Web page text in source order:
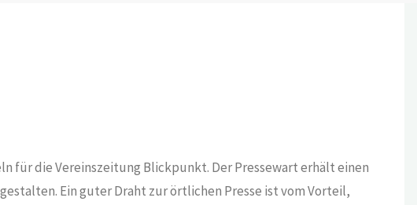
für die Vereinszeitung Blickpunkt. Der Pressewart erhält einen
Ein guter Draht zur örtlichen Presse ist vom Vorteil,